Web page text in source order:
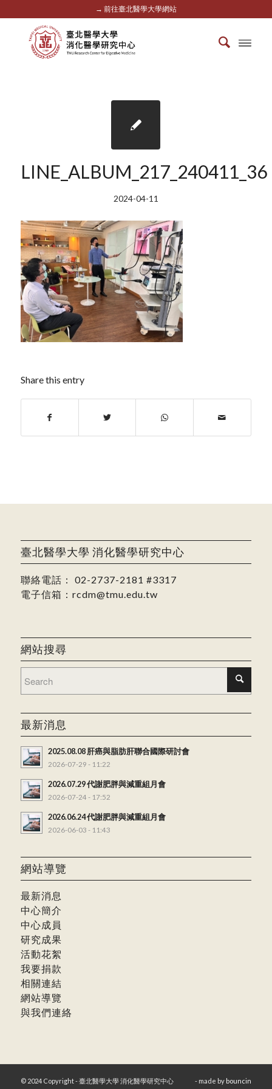
→ 前往臺北醫學大學網站
LINE_ALBUM_217_240411_36
2024-04-11
Share this entry
臺北醫學大學 消化醫學研究中心
聯絡電話： 02-2737-2181 #3317
電子信箱： rcdm@tmu.edu.tw
網站搜尋
最新消息
2025.08.08 肝癌與脂肪肝聯合國際研討會
2026-07-29 - 11:22
2026.07.29 代謝肥胖與減重組月會
2026-07-24 - 17:52
2026.06.24 代謝肥胖與減重組月會
2026-06-03 - 11:43
網站導覽
最新消息
中心簡介
中心成員
研究成果
活動花絮
我要捐款
相關連結
網站導覽
與我們連絡
© 2024 Copyright - 臺北醫學大學 消化醫學研究中心 - made by bouncin